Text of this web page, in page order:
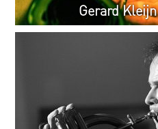
Gerard Kleijn